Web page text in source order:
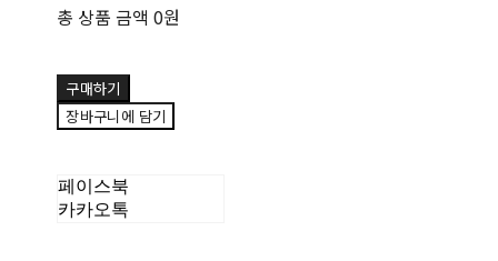
총 상품 금액 0원
구매하기
장바구니에 담기
페이스북
카카오톡